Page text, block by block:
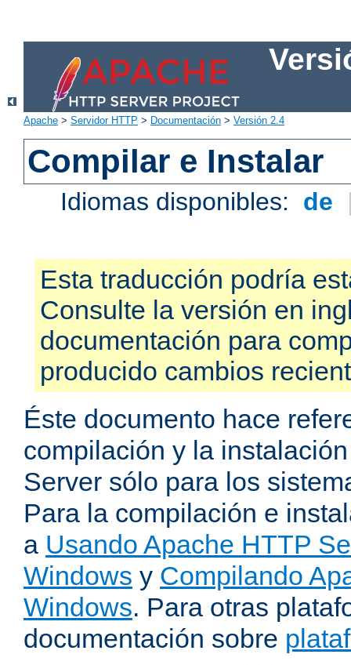
Apache > Servidor HTTP > Documentación > Versión 2.4
Compilar e Instalar
Idiomas disponibles: de
Esta traducción podría
Consulte la versión en
documentación para
producido cambios
Éste documento hace
compilación y la
Server sólo para los
Para la compilación e
a Usando Apache HTTP
Windows y Compilando
Windows. Para otras
documentación sobre